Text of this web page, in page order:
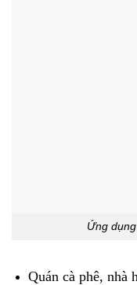
Ứng
Quán cà phê, nhà